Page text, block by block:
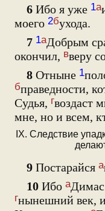
6 Ибо я уже 1а
моего 2бухода.
7 1аДобрым
окончил, вверу
8 Отныне 1
бправедности,
Судья, гвоздаст
мне, но и всем,
IX. Следствие
9 Постарайся а
10 Ибо аДимас
гнынешний век,